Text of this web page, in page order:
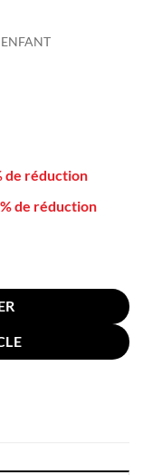
ENFANT
de réduction
de réduction